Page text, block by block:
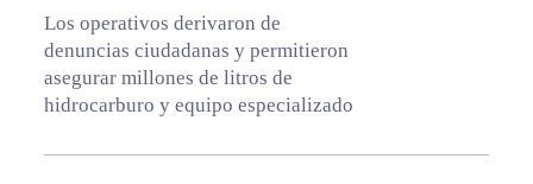
Los operativos derivaron de
denuncias ciudadanas y permitieron
asegurar millones de litros de
hidrocarburo y equipo especializado